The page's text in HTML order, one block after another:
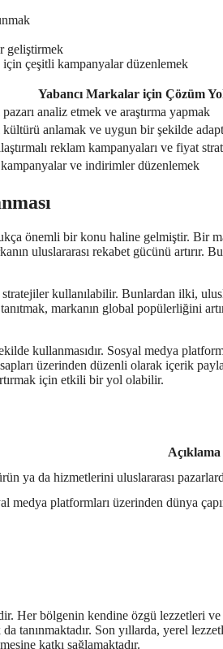
geliştirmek
çeşitli kampanyalar düzenlemek
Yabancı Markalar için Çözüm
analiz etmek ve araştırma yapmak
kültürü anlamak ve uygun bir şekilde
reklam kampanyaları ve fiyat
ve indirimler düzenlemek
önemli bir konu haline gelmiştir. Bir
uluslararası rekabet gücünü artırır.
kullanılabilir. Bunlardan ilki,
markanın global popülerliğini
kullanmasıdır. Sosyal medya
üzerinden düzenli olarak içerik
için etkili bir yol olabilir.
Açıklama
ya da hizmetlerini uluslararası
medya platformları üzerinden dünya
Her bölgenin kendine özgü lezzetleri
tanınmaktadır. Son yıllarda, yerel
katkı sağlamaktadır.